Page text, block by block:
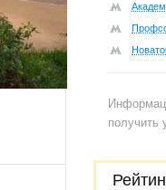
29970
получить